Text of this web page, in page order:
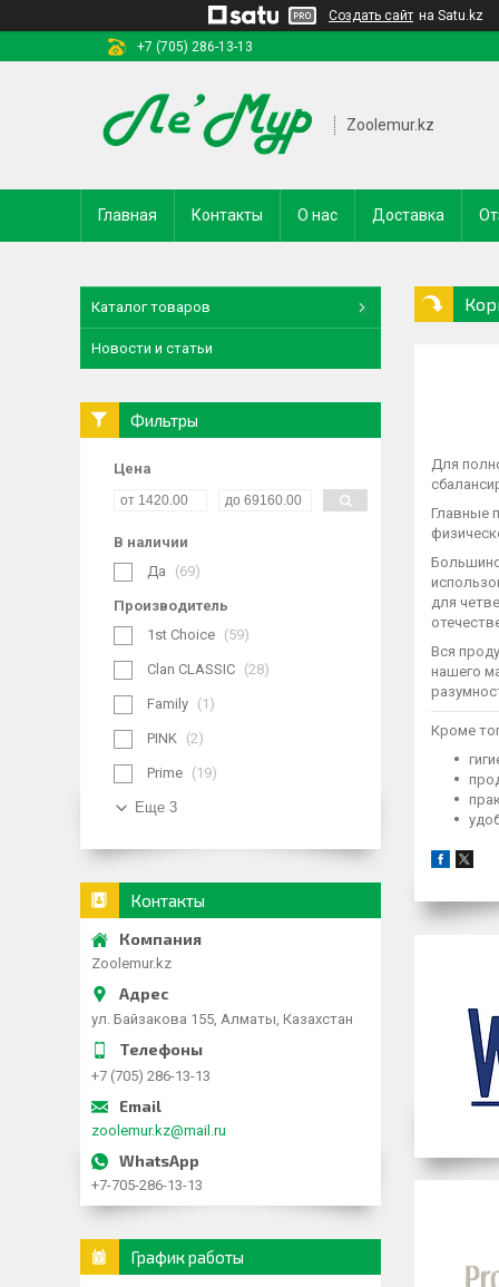
Создать сайт на Satu.kz
+7 (705) 286-13-13
Zoolemur.kz
Главная Контакты О нас Доставка
Для
Главные
для
Вся
нашего
Кроме
Каталог товаров
Новости и статьи
Фильтры
Цена
В наличии
Да
69
Производитель
1st Choice
59
Clan CLASSIC 28
Family 1
PINK 2
Prime 19
Еще 3
Контакты
Zoolemur.kz
ул. Байзакова 155, Алматы, Казахстан
+7 (705) 286-13-13
zoolemur.kz@mail.ru
+7-705-286-13-13
График работы